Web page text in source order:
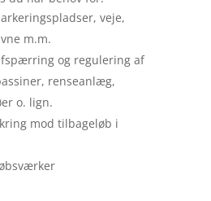
veje,
m.m.
og regulering af
renseanlæg,
o. lign.
mod tilbageløb i